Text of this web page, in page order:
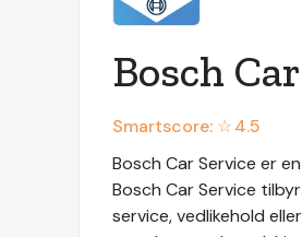
Bosch
Smartscore: ☆4.5
Bosch Car Service er
Bosch Car Service
service, vedlikehold